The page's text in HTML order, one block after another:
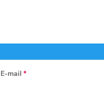
E-mail